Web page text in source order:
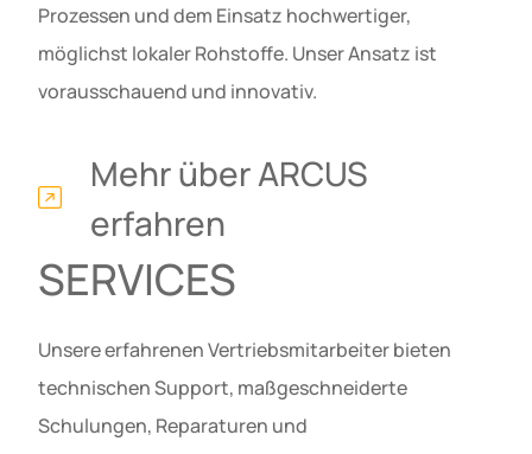
Prozessen und dem Einsatz hochwertiger,
möglichst lokaler Rohstoffe. Unser Ansatz ist
vorausschauend und innovativ.
Mehr über ARCUS
erfahren
SERVICES
Unsere erfahrenen Vertriebsmitarbeiter bieten
technischen Support, maßgeschneiderte
Schulungen, Reparaturen und